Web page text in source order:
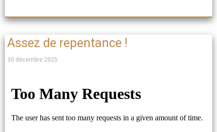
Assez de repentance !
30 décembre 2025